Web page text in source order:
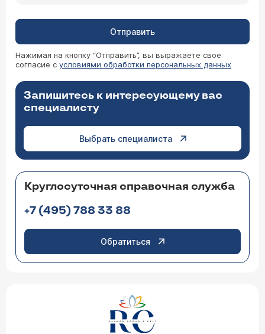
Отправить
Нажимая на кнопку “Отправить”, вы выражаете свое
согласие с условиями обработки персональных данных
Запишитесь к интересующему вас
специалисту
Выбрать специалиста
Круглосуточная справочная служба
+7 (495) 788 33 88
Обратиться